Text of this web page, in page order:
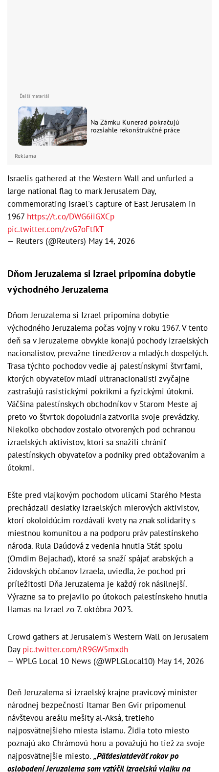
Na Zámku Kunerad pokračujú
rozsiahle rekonštrukčné práce
Reklama
Israelis gathered at the Western Wall and unfurled a
large national flag to mark Jerusalem Day,
commemorating Israel's capture of East Jerusalem in
1967 https://t.co/DWG6iiGXCp
pic.twitter.com/zvG7oFtfkT
— Reuters (@Reuters) May 14, 2026
Dňom Jeruzalema si Izrael pripomína dobytie
východného Jeruzalema
Dňom Jeruzalema si Izrael pripomína dobytie
východného Jeruzalema počas vojny v roku 1967. V tento
deň sa v Jeruzaleme obvykle konajú pochody izraelských
nacionalistov, prevažne tínedžerov a mladých dospelých.
Trasa týchto pochodov vedie aj palestínskymi štvrťami,
ktorých obyvateľov mladí ultranacionalisti zvyčajne
zastrašujú rasistickými pokrikmi a fyzickými útokmi.
Väčšina palestínskych obchodníkov v Starom Meste aj
preto vo štvrtok dopoludnia zatvorila svoje prevádzky.
Niekoľko obchodov zostalo otvorených pod ochranou
izraelských aktivistov, ktorí sa snažili chrániť
palestínskych obyvateľov a podniky pred obťažovaním a
útokmi.
Ešte pred vlajkovým pochodom ulicami Starého Mesta
prechádzali desiatky izraelských mierových aktivistov,
ktorí okoloidúcim rozdávali kvety na znak solidarity s
miestnou komunitou a na podporu práv palestínskeho
národa. Rula Daúdová z vedenia hnutia Stáť spolu
(Omdim Bejachad), ktoré sa snaží spájať arabských a
židovských občanov Izraela, uviedla, že pochod pri
príležitosti Dňa Jeruzalema je každý rok násilnejší.
Výrazne sa to prejavilo po útokoch palestínskeho hnutia
Hamas na Izrael zo 7. októbra 2023.
Crowd gathers at Jerusalem's Western Wall on Jerusalem
Day pic.twitter.com/tR9GW5mxdh
— WPLG Local 10 News (@WPLGLocal10) May 14, 2026
Deň Jeruzalema si izraelský krajne pravicový minister
národnej bezpečnosti Itamar Ben Gvir pripomenul
návštevou areálu mešity al-Aksá, tretieho
najposvätnejšieho miesta islamu. Židia toto miesto
poznajú ako Chrámovú horu a považujú ho tiež za svoje
najposvätnejšie miesto. „Päťdesiatdeväť rokov po
oslobodení Jeruzalema som vztýčil izraelskú vlajku na